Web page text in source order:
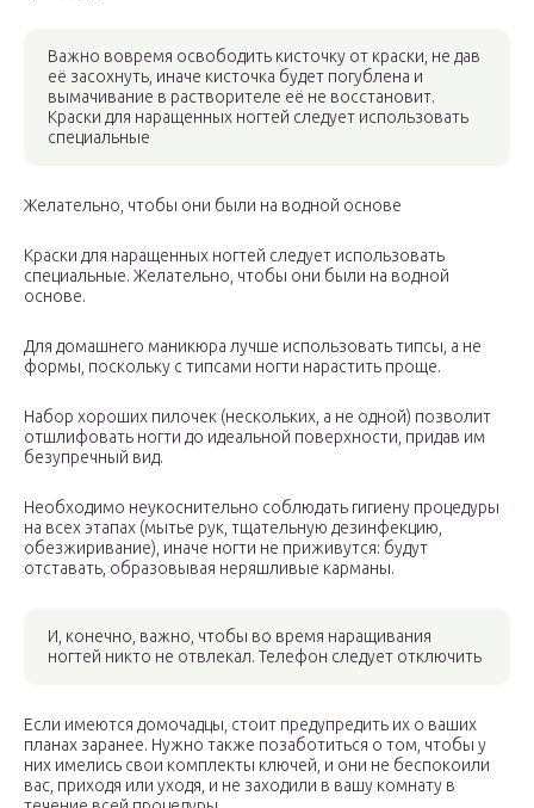
Важно вовремя освободить кисточку от краски, не дав
её засохнуть, иначе кисточка будет погублена и
вымачивание в растворителе её не восстановит.
Краски для наращенных ногтей следует использовать
специальные
Желательно, чтобы они были на водной основе
Краски для наращенных ногтей следует использовать
специальные. Желательно, чтобы они были на водной
основе.
Для домашнего маникюра лучше использовать типсы, а не
формы, поскольку с типсами ногти нарастить проще.
Набор хороших пилочек (нескольких, а не одной) позволит
отшлифовать ногти до идеальной поверхности, придав им
безупречный вид.
Необходимо неукоснительно соблюдать гигиену процедуры
на всех этапах (мытье рук, тщательную дезинфекцию,
обезжиривание), иначе ногти не приживутся: будут
отставать, образовывая неряшливые карманы.
И, конечно, важно, чтобы во время наращивания
ногтей никто не отвлекал. Телефон следует отключить
Если имеются домочадцы, стоит предупредить их о ваших
планах заранее. Нужно также позаботиться о том, чтобы у
них имелись свои комплекты ключей, и они не беспокоили
вас, приходя или уходя, и не заходили в вашу комнату в